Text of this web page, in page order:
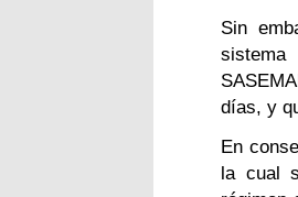
Sin
días, y
En
la cual